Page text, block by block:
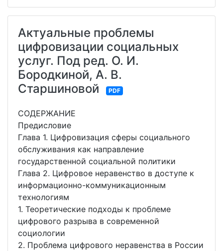
Актуальные проблемы
цифровизации социальных
услуг. Под ред. О. И.
Бородкиной, А. В.
Старшиновой
PDF
СОДЕРЖАНИЕ
Предисловие
Глава 1. Цифровизация сферы социального
обслуживания как направление
государственной социальной политики
Глава 2. Цифровое неравенство в доступе к
информационно-коммуникационным
технологиям
1. Теоретические подходы к проблеме
цифрового разрыва в современной
социологии
2. Проблема цифрового неравенства в России